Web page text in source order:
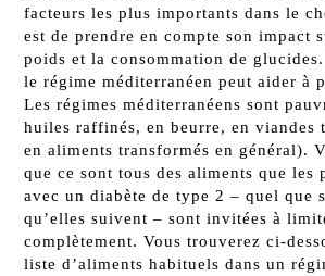
facteurs les plus importants dans le
est de prendre en compte son impact
poids et la consommation de
le régime méditerranéen peut aider à
Les régimes méditerranéens sont
huiles raffinés, en beurre, en viandes
en aliments transformés en général).
que ce sont tous des aliments que les
avec un diabète de type 2 – quel que
qu’elles suivent – sont invitées à
complètement. Vous trouverez ci-
liste d’aliments habituels dans un